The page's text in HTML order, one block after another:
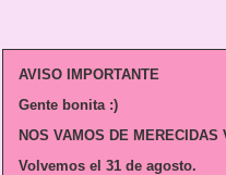
AVISO IMPORTANTE
Gente bonita :)
NOS VAMOS DE MERECIDAS
Volvemos el 31 de agosto.